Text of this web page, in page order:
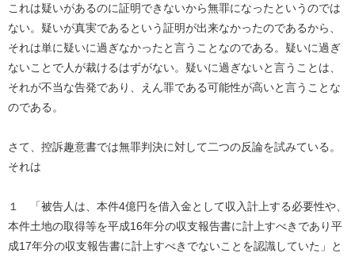
これは疑いがあるのに証明できないから無罪になったというのでは
ない。疑いが真実であるという証明が出来なかったのであるから、
それは単に疑いに過ぎなかったと言うことなのである。疑いに過ぎ
ないことで人が裁けるはずがない。疑いに過ぎないと言うことは、
それが不当な告発であり、えん罪である可能性が高いと言うことな
のである。
さて、控訴趣意書では無罪判決に対して二つの反論を試みている。
それは
１ 「被告人は、本件4億円を借入金として収入計上する必要性や、
本件土地の取得等を平成16年分の収支報告書に計上すべきであり平
成17年分の収支報告書に計上すべきでないことを認識していた」と